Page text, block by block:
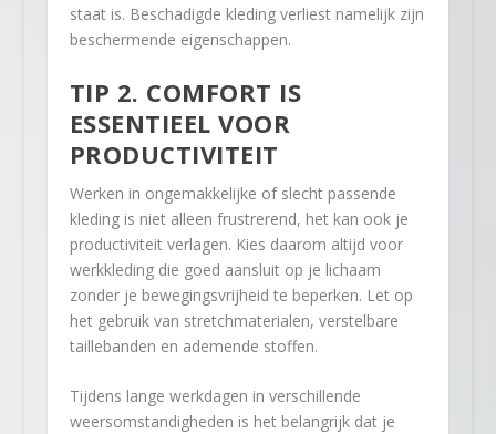
staat is. Beschadigde kleding verliest namelijk zijn
beschermende eigenschappen.
TIP 2. COMFORT IS
ESSENTIEEL VOOR
PRODUCTIVITEIT
Werken in ongemakkelijke of slecht passende
kleding is niet alleen frustrerend, het kan ook je
productiviteit verlagen. Kies daarom altijd voor
werkkleding die goed aansluit op je lichaam
zonder je bewegingsvrijheid te beperken. Let op
het gebruik van stretchmaterialen, verstelbare
taillebanden en ademende stoffen.
Tijdens lange werkdagen in verschillende
weersomstandigheden is het belangrijk dat je